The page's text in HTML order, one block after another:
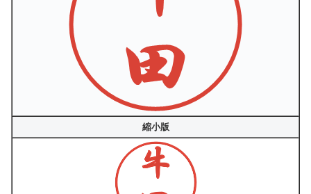
縮小版